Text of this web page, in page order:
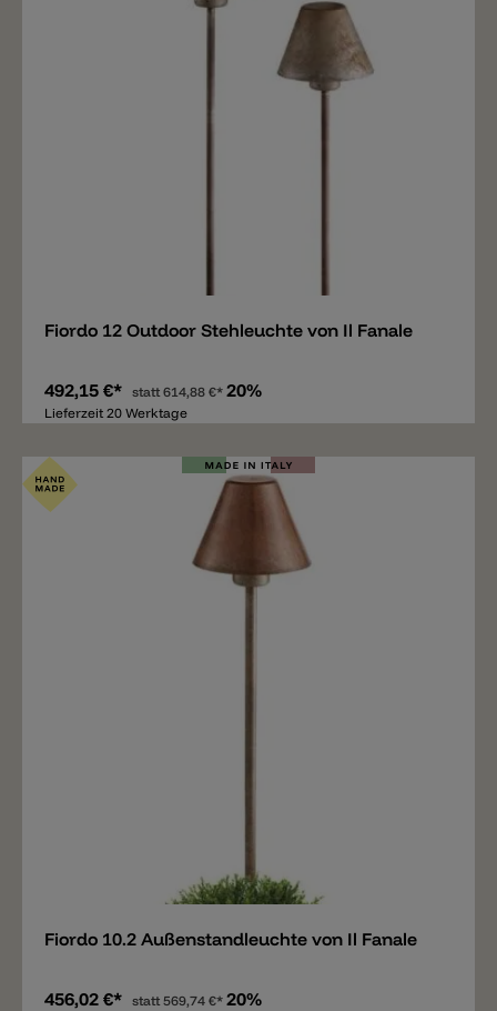
Fiordo 12 Outdoor Stehleuchte von Il Fanale
492,15 €* statt614,88 €* 20%
Lieferzeit 20 Werktage
Fiordo 10.2 Außenstandleuchte von Il Fanale
456,02 €* statt569,74 €* 20%